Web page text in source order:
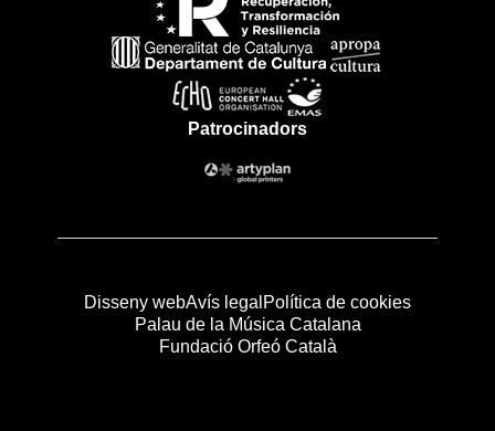
Patrocinadors
Disseny webAvís legal Política de cookies
Palau de la Música Catalana
Fundació Orfeó Català